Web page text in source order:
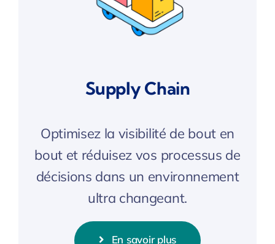
Supply Chain
Optimisez la visibilité de bout en
bout et réduisez vos processus de
décisions dans un environnement
ultra changeant.
En savoir plus